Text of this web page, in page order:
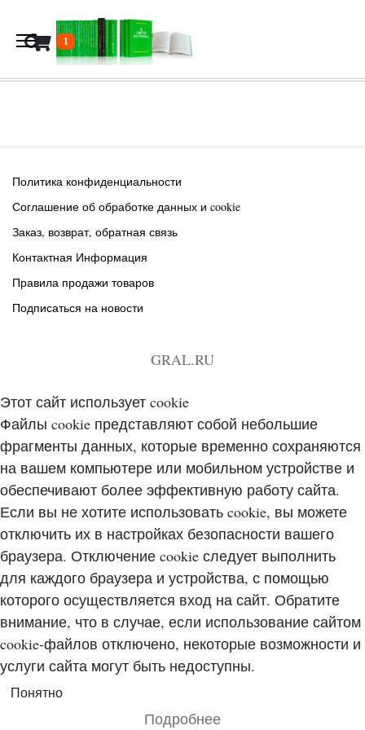
1 В корзину
Политика конфиденциальности
Соглашение об обработке данных и cookie
Заказ, возврат, обратная связь
Контактная Информация
Правила продажи товаров
Подписаться на новости
GRAL.RU
Этот сайт использует cookie
Файлы cookie представляют собой небольшие
фрагменты данных, которые временно сохраняются
на вашем компьютере или мобильном устройстве и
обеспечивают более эффективную работу сайта.
Если вы не хотите использовать cookie, вы можете
отключить их в настройках безопасности вашего
браузера. Отключение cookie следует выполнить
для каждого браузера и устройства, с помощью
которого осуществляется вход на сайт. Обратите
внимание, что в случае, если использование сайтом
cookie-файлов отключено, некоторые возможности и
услуги сайта могут быть недоступны.
Понятно
Подробнее